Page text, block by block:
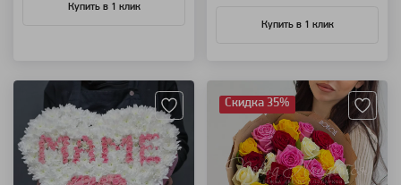
Купить в 1 клик
Купить в 1 клик
Скидка 35%